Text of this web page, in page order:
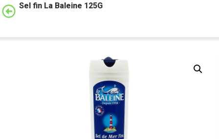
Sel fin La Baleine 125G